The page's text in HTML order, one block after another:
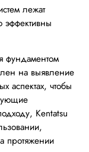
лежат
эффективны
фундаментом
на выявление
аспектах, чтобы
Kentatsu
протяжении